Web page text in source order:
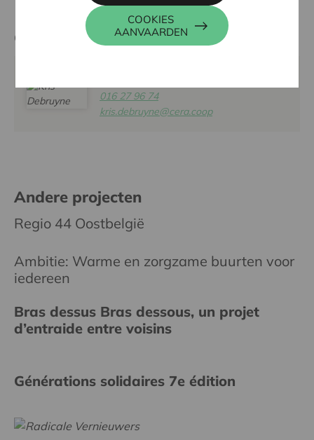
Contactpersoon
016 27 96 74
kris.debruyne@cera.coop
Andere projecten
Regio 44 Oostbelgië
Ambitie: Warme en zorgzame buurten voor
iedereen
Bras dessus Bras dessous, un projet
d’entraide entre voisins
Générations solidaires 7e édition
COOKIES
AANVAARDEN